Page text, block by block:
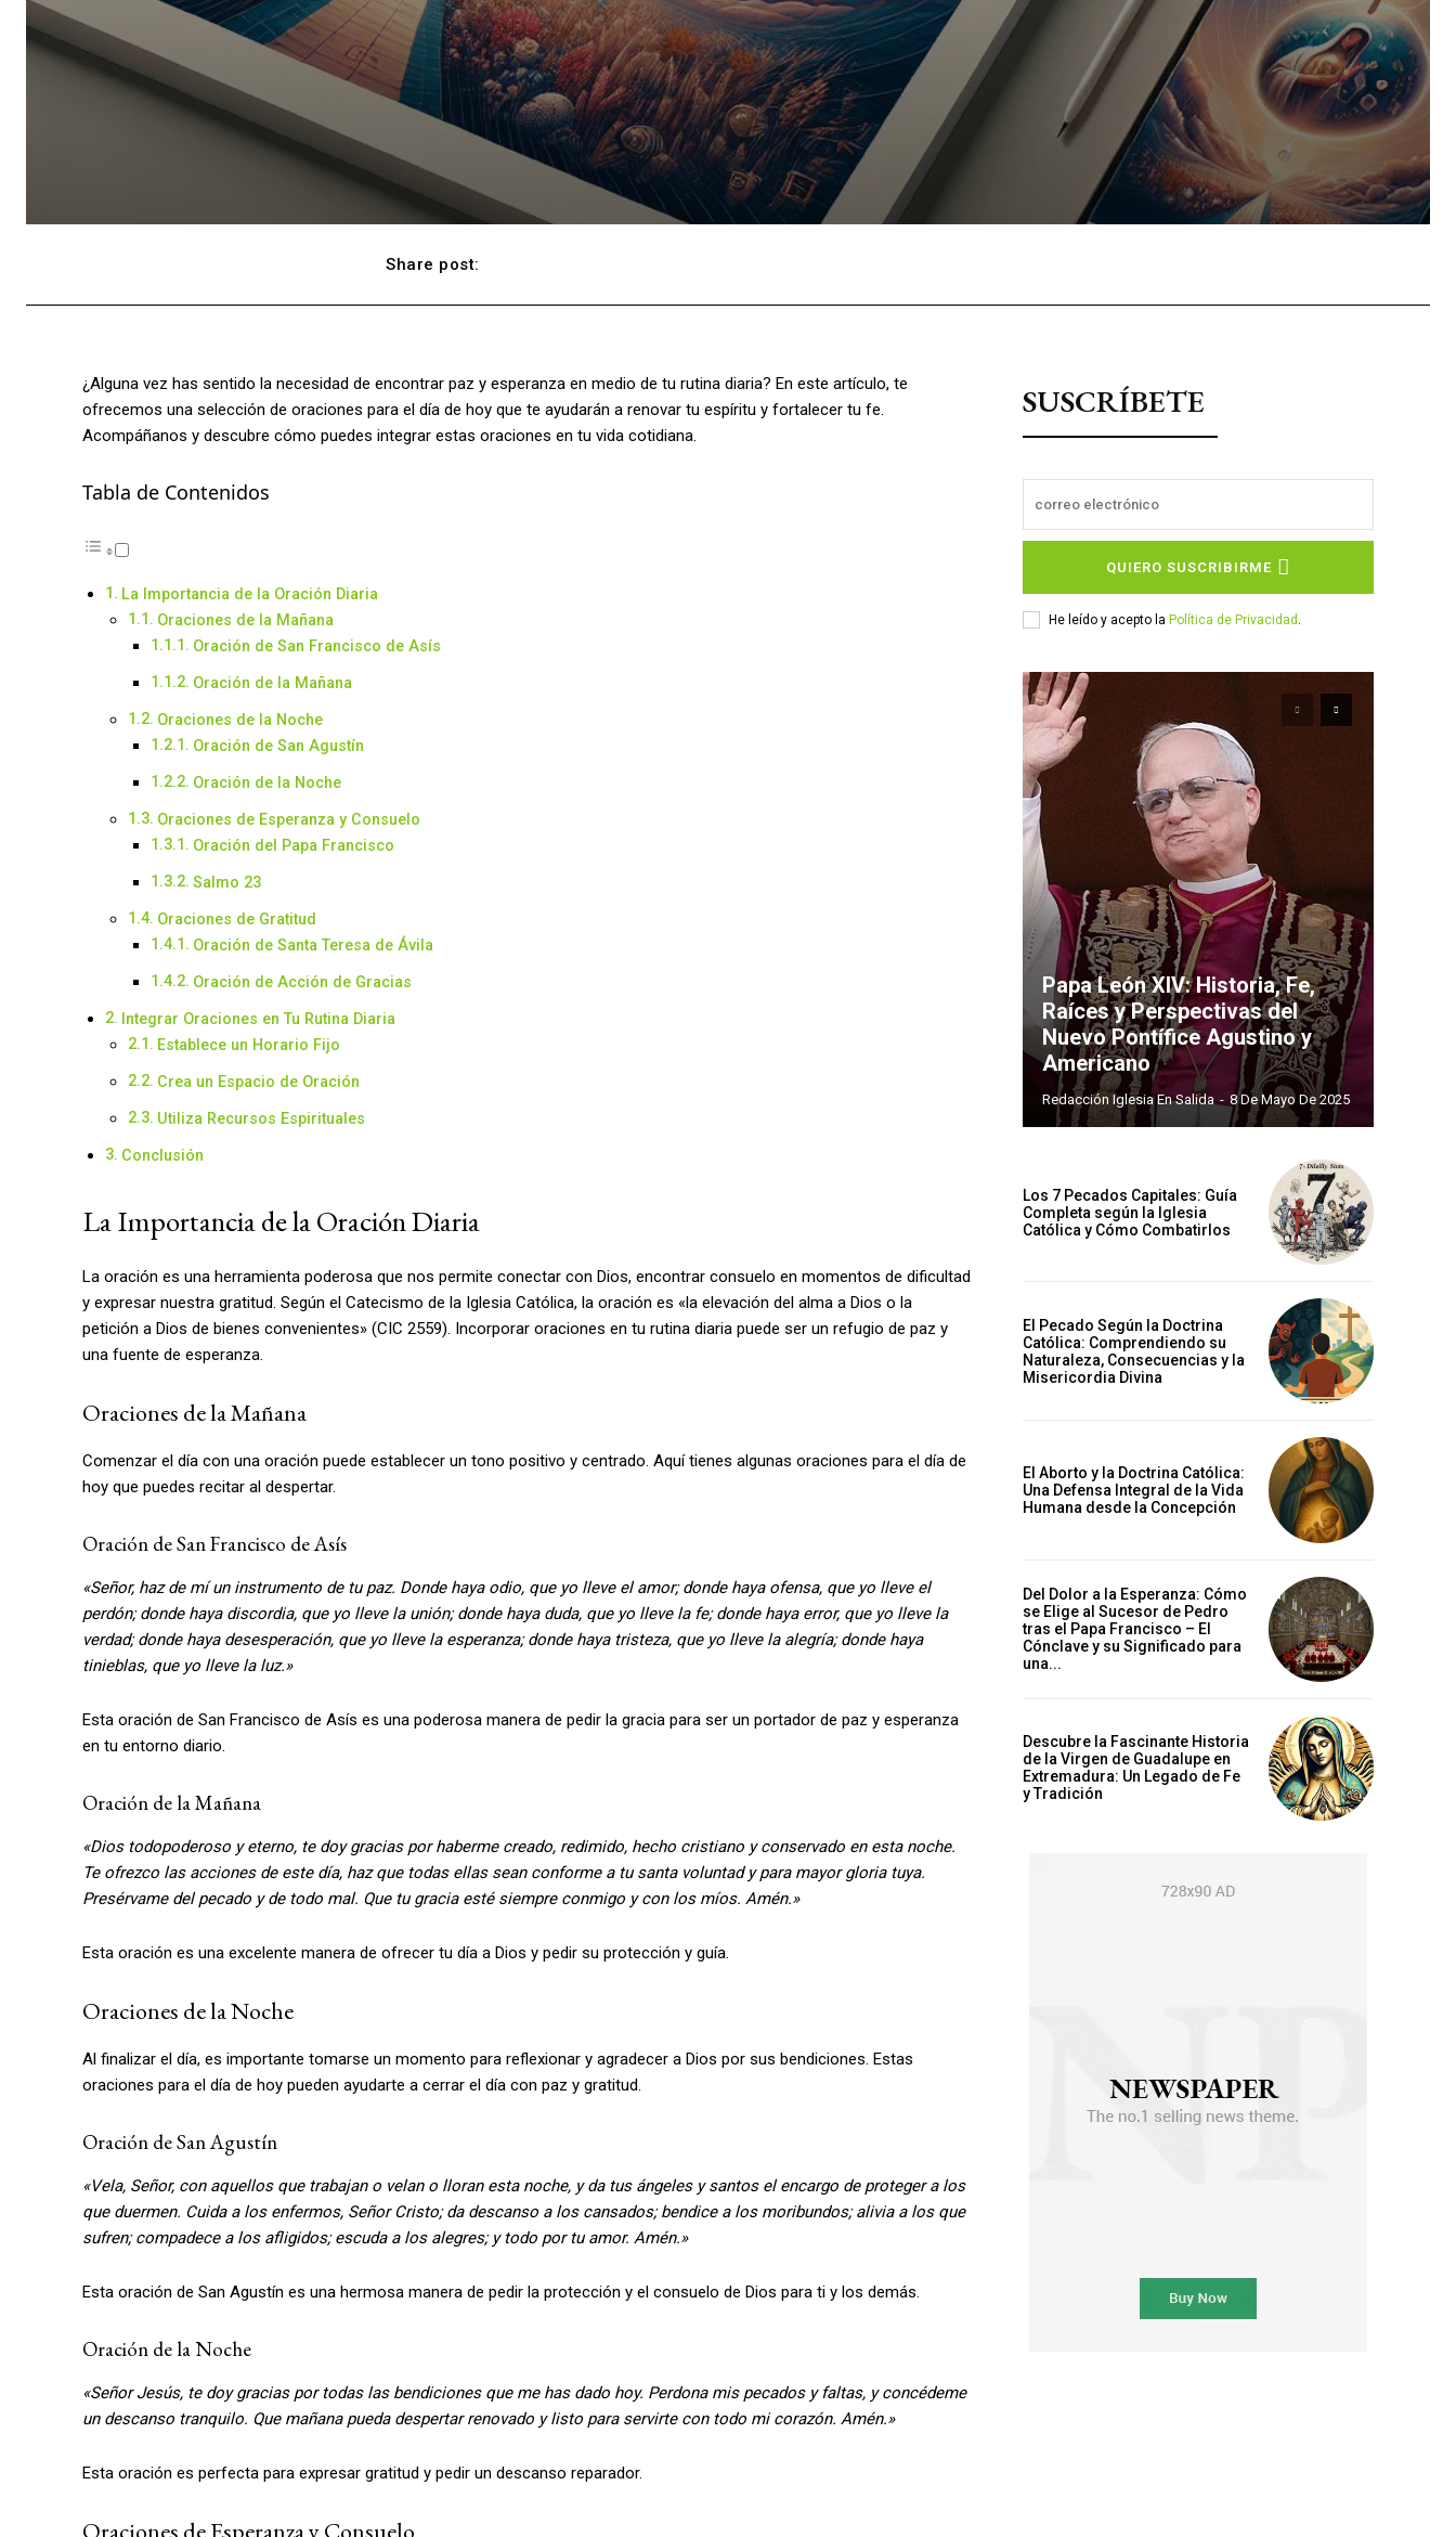
Share post:
¿Alguna vez has sentido la necesidad de encontrar paz y esperanza en medio de tu rutina diaria? En este artículo, te
ofrecemos una selección de oraciones para el día de hoy que te ayudarán a renovar tu espíritu y fortalecer tu fe.
Acompáñanos y descubre cómo puedes integrar estas oraciones en tu vida cotidiana.
Tabla de Contenidos
La Importancia de la Oración Diaria
Oraciones de la Mañana
Oración de San Francisco de Asís
Oración de la Mañana
Oraciones de la Noche
Oración de San Agustín
Oración de la Noche
Oraciones de Esperanza y Consuelo
Oración del Papa Francisco
Salmo 23
Oraciones de Gratitud
Oración de Santa Teresa de Ávila
Oración de Acción de Gracias
Integrar Oraciones en Tu Rutina Diaria
Establece un Horario Fijo
Crea un Espacio de Oración
Utiliza Recursos Espirituales
Conclusión
La Importancia de la Oración Diaria
La oración es una herramienta poderosa que nos permite conectar con Dios, encontrar consuelo en momentos de dificultad
y expresar nuestra gratitud. Según el Catecismo de la Iglesia Católica, la oración es «la elevación del alma a Dios o la
petición a Dios de bienes convenientes» (CIC 2559). Incorporar oraciones en tu rutina diaria puede ser un refugio de paz y
una fuente de esperanza.
Oraciones de la Mañana
Comenzar el día con una oración puede establecer un tono positivo y centrado. Aquí tienes algunas oraciones para el día de
hoy que puedes recitar al despertar.
Oración de San Francisco de Asís
«Señor, haz de mí un instrumento de tu paz. Donde haya odio, que yo lleve el amor; donde haya ofensa, que yo lleve el
perdón; donde haya discordia, que yo lleve la unión; donde haya duda, que yo lleve la fe; donde haya error, que yo lleve la
verdad; donde haya desesperación, que yo lleve la esperanza; donde haya tristeza, que yo lleve la alegría; donde haya
tinieblas, que yo lleve la luz.»
Esta oración de San Francisco de Asís es una poderosa manera de pedir la gracia para ser un portador de paz y esperanza
en tu entorno diario.
Oración de la Mañana
«Dios todopoderoso y eterno, te doy gracias por haberme creado, redimido, hecho cristiano y conservado en esta noche.
Te ofrezco las acciones de este día, haz que todas ellas sean conforme a tu santa voluntad y para mayor gloria tuya.
Presérvame del pecado y de todo mal. Que tu gracia esté siempre conmigo y con los míos. Amén.»
Esta oración es una excelente manera de ofrecer tu día a Dios y pedir su protección y guía.
Oraciones de la Noche
Al finalizar el día, es importante tomarse un momento para reflexionar y agradecer a Dios por sus bendiciones. Estas
oraciones para el día de hoy pueden ayudarte a cerrar el día con paz y gratitud.
Oración de San Agustín
«Vela, Señor, con aquellos que trabajan o velan o lloran esta noche, y da tus ángeles y santos el encargo de proteger a los
que duermen. Cuida a los enfermos, Señor Cristo; da descanso a los cansados; bendice a los moribundos; alivia a los que
sufren; compadece a los afligidos; escuda a los alegres; y todo por tu amor. Amén.»
Esta oración de San Agustín es una hermosa manera de pedir la protección y el consuelo de Dios para ti y los demás.
Oración de la Noche
«Señor Jesús, te doy gracias por todas las bendiciones que me has dado hoy. Perdona mis pecados y faltas, y concédeme
un descanso tranquilo. Que mañana pueda despertar renovado y listo para servirte con todo mi corazón. Amén.»
Esta oración es perfecta para expresar gratitud y pedir un descanso reparador.
SUSCRÍBETE
QUIERO SUSCRIBIRME
He leído y acepto la Política de Privacidad
Papa León XIV: Historia, Fe,
Raíces y Perspectivas del
Nuevo Pontífice Agustino y
Americano
Redacción Iglesia En Salida - 8 De Mayo De 2025
Los 7 Pecados Capitales: Guía
Completa según la Iglesia
Católica y Cómo Combatirlos
El Pecado Según la Doctrina
Católica: Comprendiendo su
Naturaleza, Consecuencias y la
Misericordia Divina
El Aborto y la Doctrina Católica:
Una Defensa Integral de la Vida
Humana desde la Concepción
Del Dolor a la Esperanza: Cómo
se Elige al Sucesor de Pedro
tras el Papa Francisco – El
Cónclave y su Significado para
una...
Descubre la Fascinante Historia
de la Virgen de Guadalupe en
Extremadura: Un Legado de Fe
y Tradición